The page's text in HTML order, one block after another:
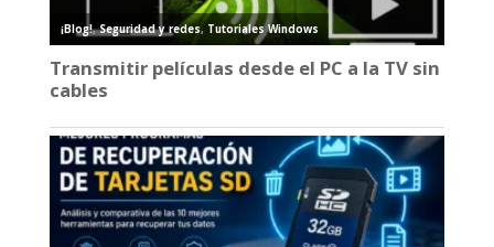
¡Blog!,Seguridad y redes, Tutoriales Windows
Transmitir películas desde el PC a la TV sin
cables